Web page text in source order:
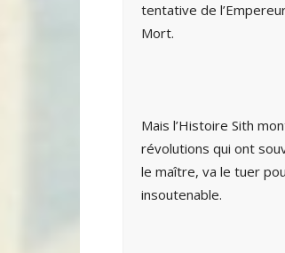
tentative de
Mort.
Mais l’Histoire Sith
révolutions qui ont
le maître, va le tuer
insoutenable.